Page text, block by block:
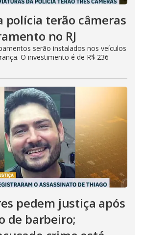
polícia terão câmeras
no RJ
serão instalados nos veículos
O investimento é de R$ 236
pedem justiça após
de barbeiro;